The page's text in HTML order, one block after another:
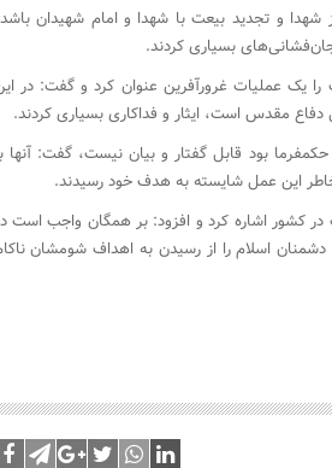
شهدا و تجدید بیعت با شهدا و امام شهیدان
بسیاری کردند.
یک عملیات غرورآفرین عنوان کرد و گفت: در
مقدس است، ایثار و فداکاری بسیاری کردند.
بود قابل گفتار و بیان نیست، گفت: آنها
این عمل شایسته به هدف خود رسیدند.
کشور اشاره کرد و افزود: بر همگان واجب است
اسلام را از رسیدن به اهداف شومشان